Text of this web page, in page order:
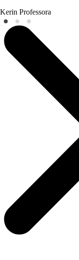
Kerin Professora